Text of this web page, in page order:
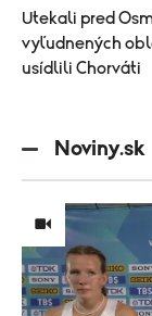
Utekali pred
vyľudnených
usídlili Chorváti
Noviny.sk